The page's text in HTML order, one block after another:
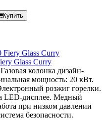
Купить
Glass Curry
колонка дизайн-
мощность: 20 кВт.
розжиг горелки.
LED-дисплее. Медный
при низком давлении
безопасности.